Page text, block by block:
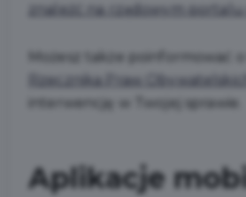
znaleźć na rządowym portalu
Możesz także poinformować o
Rzecznika Praw Obywatelskich
interwencję w Twojej sprawie.
Aplikacje